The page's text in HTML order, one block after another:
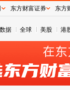
数据 全球 美股 港
东方财富证券 东方